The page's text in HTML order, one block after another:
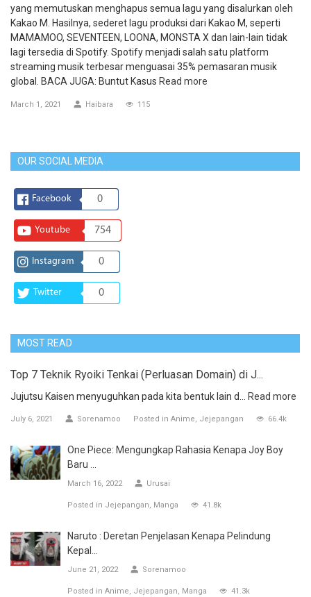
yang memutuskan menghapus semua lagu yang disalurkan oleh
Kakao M. Hasilnya, sederet lagu produksi dari Kakao M, seperti
MAMAMOO, SEVENTEEN, LOONA, MONSTA X dan lain-lain tidak
lagi tersedia di Spotify. Spotify menjadi salah satu platform
streaming musik terbesar menguasai 35% pemasaran musik
global. BACA JUGA: Buntut Kasus Read more
March 1, 2021 Haibara 115
OUR SOCIAL MEDIA
Facebook 0
Youtube 754
Instagram 0
Twitter 0
MOST READ
Top 7 Teknik Ryoiki Tenkai (Perluasan Domain) di J...
Jujutsu Kaisen menyuguhkan pada kita bentuk lain d... Read more
July 6, 2021 Sorenamoo Posted in Anime Jejepangan 66.4k
One Piece: Mengungkap Rahasia Kenapa Joy Boy
Baru ...
March 16, 2022 Urusai
Posted in Jejepangan Manga 41.8k
Naruto : Deretan Penjelasan Kenapa Pelindung
Kepal...
June 21, 2022 Sorenamoo
Posted in Anime Jejepangan Manga 41.3k